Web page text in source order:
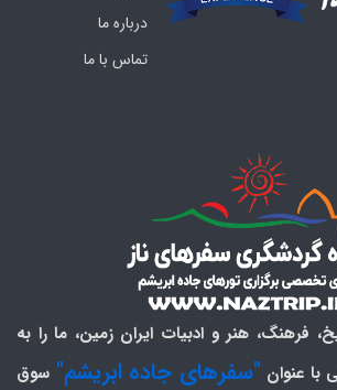
درباره ما
تماس با ما
فرهنگ، هنر و ادبیات ایران زمین، ما را به
با عنوان "سفرهای جاده ابریشم" سوق